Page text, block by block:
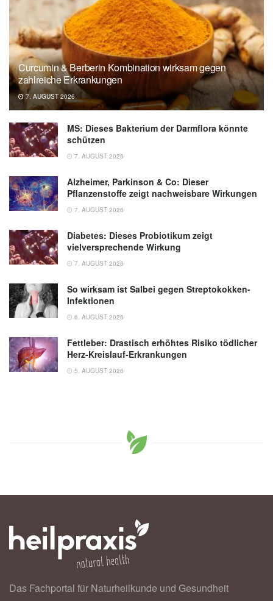
Agentur für Gesundheit und
Ernährungssicherheit: MCPDs und Glycidyl-
Fettsäureester, (Abruf: 15.05.2022),Agentur
für Gesundheit und Ernährungssicherheit
Curcumin & Berberin Kombination wirksam gegen
zahlreiche Erkrankungen
7. AUGUST 2026
MS: Dieses Bakterium der Darmflora könnte
schützen
7. AUGUST 2026
Alzheimer, Parkinson & Co: Dieser
Pflanzenstoffe zeigt nachweisbare Wirkungen
7. AUGUST 2026
Diabetes: Dieses Probiotikum zeigt
vielversprechende Wirkung
7. AUGUST 2026
So wirksam ist Salbei gegen Streptokokken-
Infektionen
6. AUGUST 2026
Fettleber: Drastisch erhöhtes Risiko tödlicher
Herz-Kreislauf-Erkrankungen
5. AUGUST 2026
Das Fachportal für Naturheilkunde und Gesundheit